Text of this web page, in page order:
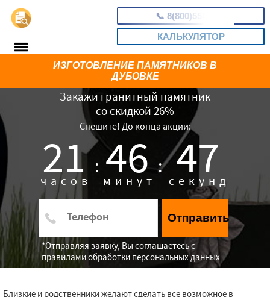
📞 8(800)5581733
КАЛЬКУЛЯТОР
Закажи гранитный памятник
со скидкой 26%
Спешите! До конца акции:
21 :
часов 46 :
минут 46
секунд
Отправить
*Отправляя заявку, Вы соглашаетесь с
правилами обработки персональных данных
ИЗГОТОВЛЕНИЕ ПАМЯТНИКОВ В
ДУБОВКЕ
Близкие и родственники желают сделать все возможное в